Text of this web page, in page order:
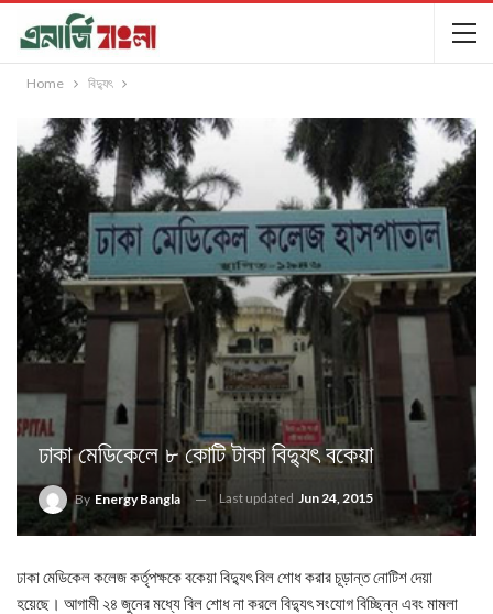
Home বিদ্যুৎ
ঢাকা মেডিকেলে ৮ কোটি টাকা বিদ্যুৎ বকেয়া
By Energy Bangla Last updated Jun 24, 2015
ঢাকা মেডিকেল কলেজ কর্তৃপক্ষকে বকেয়া বিদ্যুৎ বিল শোধ করার চূড়ান্ত নোটিশ দেয়া
হয়েছে। আগামী ২৪ জুনের মধ্যে বিল শোধ না করলে বিদ্যুৎ সংযোগ বিচ্ছিন্ন এবং মামলা